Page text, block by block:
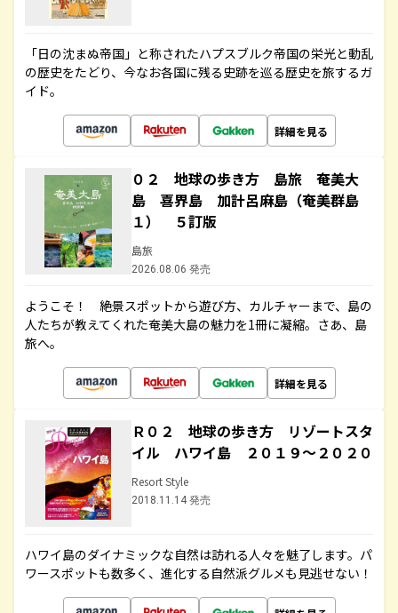
「日の沈まぬ帝国」と称されたハプスブルク帝国の栄光と動乱
の歴史をたどり、今なお各国に残る史跡を巡る歴史を旅するガ
イド。
詳細を見る
０２ 地球の歩き方 島旅 奄美大
島 喜界島 加計呂麻島（奄美群島
１） ５訂版
島旅
2026.08.06 発売
ようこそ！ 絶景スポットから遊び方、カルチャーまで、島の
人たちが教えてくれた奄美大島の魅力を1冊に凝縮。さあ、島
旅へ。
詳細を見る
Ｒ０２ 地球の歩き方 リゾートスタ
イル ハワイ島 ２０１９～２０２０
Resort Style
2018.11.14 発売
ハワイ島のダイナミックな自然は訪れる人々を魅了します。パ
ワースポットも数多く、進化する自然派グルメも見逃せない！